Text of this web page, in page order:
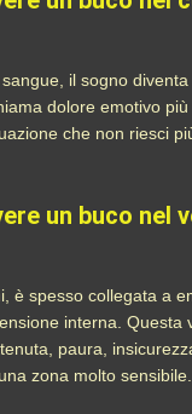
il sogno
dolore emotivo
che non riesci
un buco nel
è spesso collegata a
interna. Questa
paura,
zona molto sensibile.